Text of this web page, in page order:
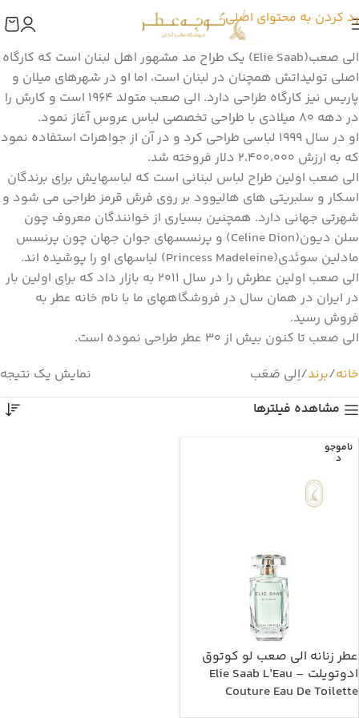
رد کردن به محتوای اصلی
الی صعب(Elie Saab) یک طراح مد مشهور اهل لبنان است که کارگاه
اصلی تولیداتش همچنان در لبنان است، اما او در شهرهای میلان و
پاریس نیز کارگاه طراحی دارد. الی صعب متولد 1964 است و کارش را
در دهه 80 میلادی با طراحی تخصصی لباس عروس آغاز نمود.
او در سال 1999 لباسی طراحی کرد و در آن از جواهرات استفاده نمود
که به ارزش 2،400،000 دلار فروخته شد.
الی صعب اولین طراح لباس لبنانی است که لباسهایش برای برندگان
اسکار و سلبریتی های هالیوود بر روی فرش قرمز طراحی می شود و
شهرتی جهانی دارد. همچنین بسیاری از خوانندگان معروف چون
سلن دیون(Celine Dion) و پرنسسهای جوان جهان چون پرنسس
مادلین سوئدی(Princess Madeleine) لباسهای او را پوشیده اند.
الی صعب اولین عطرش را در سال 2011 به بازار داد که برای اولین بار
در ایران در همان سال در فروشگاههای ما با نام خانه عطر به
فروش رسید.
الی صعب تا کنون بیش از 30 عطر طراحی نموده است.
خانه برند اِلی صَعَب
نمایش یک نتیجه
مشاهده فیلترها
ناموجو
د
عطر زنانه الی صعب لو کوتوق
ادوتویلت – Elie Saab L’Eau
Couture Eau De Toilette